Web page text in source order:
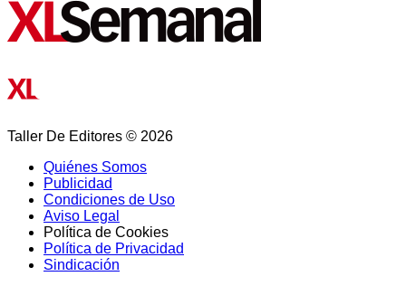
Taller De Editores © 2026
Quiénes Somos
Publicidad
Condiciones de Uso
Aviso Legal
Política de Cookies
Política de Privacidad
Sindicación